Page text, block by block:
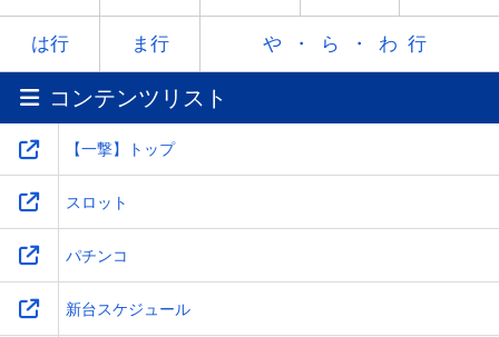
ラ リ レ
ワ -
は行 ま行 や・ら・わ行
コンテンツリスト
【一撃】トップ
スロット
パチンコ
新台スケジュール